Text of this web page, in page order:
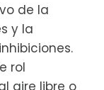
de la
y la
rol
aire libre o